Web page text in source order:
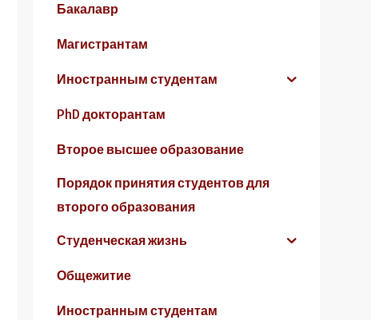
Бакалавр
Магистрантам
Иностранным студентам
PhD докторантам
Второе высшее образование
Порядок принятия студентов для
второго образования
Студенческая жизнь
Общежитие
Иностранным студентам